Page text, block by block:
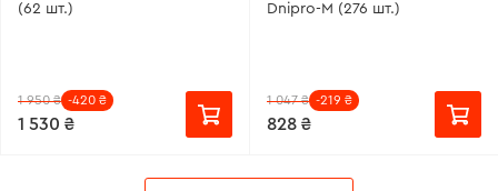
(62 шт.)
1 950 ₴ -420 ₴
1 530 ₴
Dnipro-M (276 шт.)
1 047 ₴ -219 ₴
828 ₴